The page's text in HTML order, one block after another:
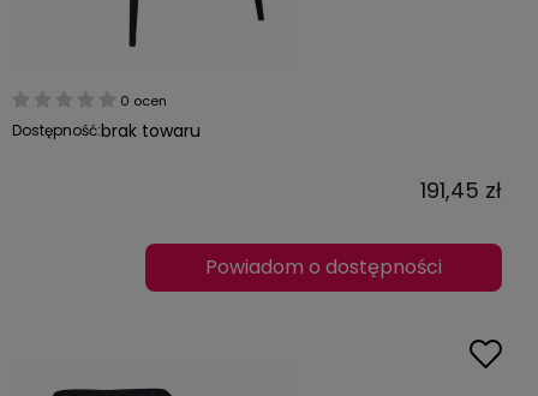
0 ocen
Dostępność:brak towaru
191,45 zł
Powiadom o dostępności